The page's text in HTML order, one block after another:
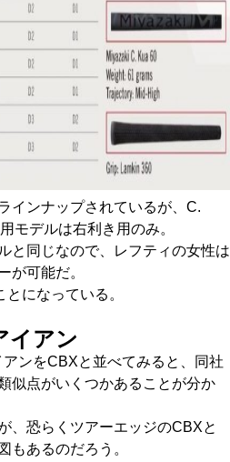
インナップされているが、C.
モデルは右利き用のみ。
と同じなので、レフティの女性は
が可能だ。
になっている。
イアン
ンをCBXと並べてみると、同社
似点がいくつかあることが分か
、恐らくツアーエッジのCBXと
もあるのだろう。